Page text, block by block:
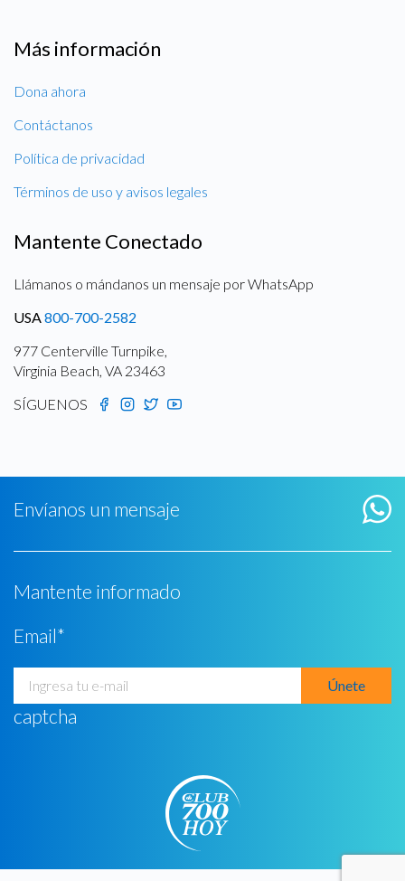
Más información
Dona ahora
Contáctanos
Política de privacidad
Términos de uso y avisos legales
Mantente Conectado
Llámanos o mándanos un mensaje por WhatsApp
USA 800-700-2582
977 Centerville Turnpike,
Virginia Beach, VA 23463
SÍGUENOS
Envíanos un mensaje
Mantente informado
Email*
captcha